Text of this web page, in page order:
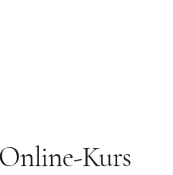
Tiergestützte
Material
Kurs